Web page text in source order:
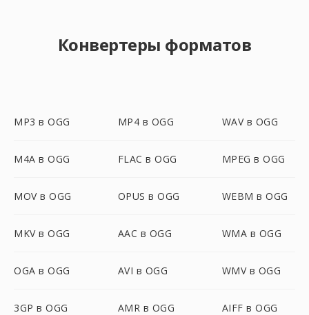
Конвертеры форматов
MP3 в OGG MP4 в OGG WAV в OGG
M4A в OGG FLAC в OGG MPEG в OGG
MOV в OGG OPUS в OGG WEBM в OGG
MKV в OGG AAC в OGG WMA в OGG
OGA в OGG AVI в OGG WMV в OGG
3GP в OGG AMR в OGG AIFF в OGG